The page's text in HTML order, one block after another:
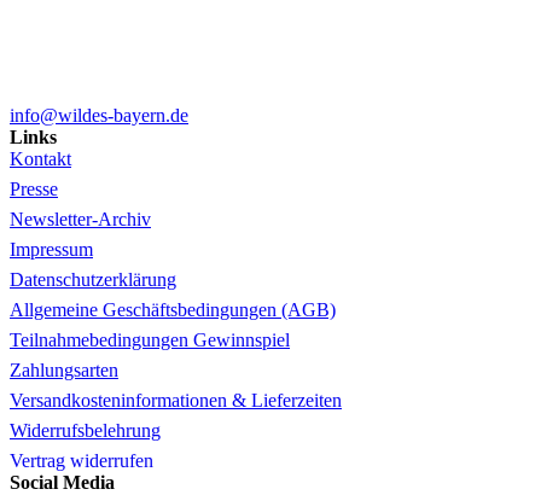
info@wildes-bayern.de
Links
Kontakt
Presse
Newsletter-Archiv
Impressum
Datenschutzerklärung
Allgemeine Geschäftsbedingungen (AGB)
Teilnahmebedingungen Gewinnspiel
Zahlungsarten
Versandkosteninformationen & Lieferzeiten
Widerrufsbelehrung
Vertrag widerrufen
Social Media